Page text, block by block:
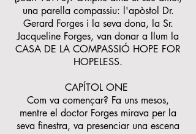
una parella compassiu: l'apòstol Dr.
Gerard Forges i la seva dona, la Sr.
Jacqueline Forges, van donar a llum la
CASA DE LA COMPASSIÓ HOPE FOR
HOPELESS.
CAPÍTOL ONE
Com va començar? Fa uns mesos,
mentre el doctor Forges mirava per la
seva finestra, va presenciar una escena